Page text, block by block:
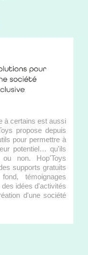
à certains est aussi
propose depuis
pour permettre à
potentiel… qu'ils
non. Hop'Toys
supports gratuits
témoignages
idées d'activités
d'une société